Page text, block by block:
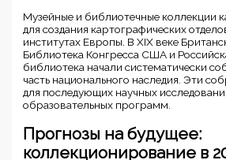
Музейные и библиотечные коллекции
для создания картографических
институтах Европы. В XIX веке
Библиотека Конгресса США и
библиотека начали систематически
часть национального наследия. Эти
для последующих научных
образовательных программ.
Прогнозы на будущее:
коллекционирование в